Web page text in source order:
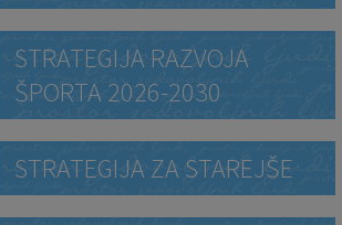
STRATEGIJA RAZVOJA
ŠPORTA 2026-2030
STRATEGIJA ZA STAREJŠE